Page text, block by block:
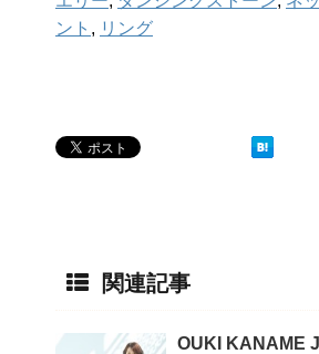
ント , リング
関連記事
OUKI KANAME